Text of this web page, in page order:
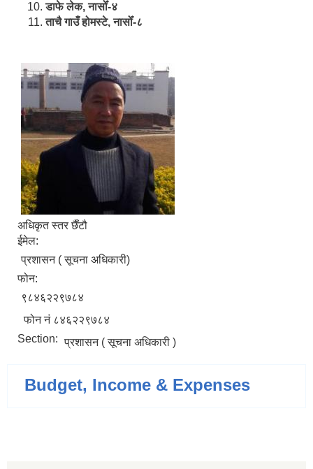
डाफे लेक, नासोँ-४
ताचै गाउँ होमस्टे, नासोँ-८
अधिकृत स्तर छैँटौ
ईमेल:
प्रशासन ( सूचना अधिकारी)
फोन:
९८४६२२९७८४
फोन न‌ं ८४६२२९७८४
Section: प्रशासन ( सूचना अधिकारी )
Budget, Income & Expenses